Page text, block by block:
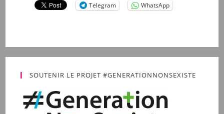
Telegram
WhatsApp
SOUTENIR LE PROJET #GENERATIONNONSEXISTE